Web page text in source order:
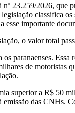
23.259/2026, que
classifica
esse importante
o valor total
paranaenses.
de
superior a R$ 50
das